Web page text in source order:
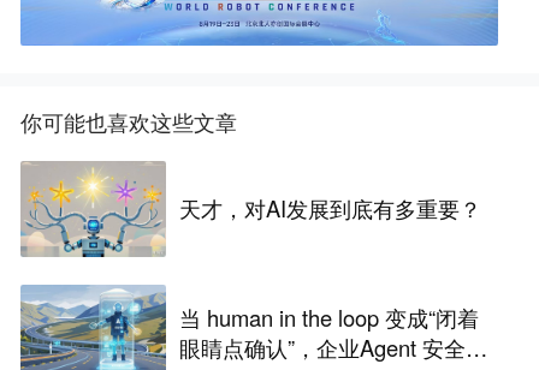
你可能也喜欢这些文章
天才，对AI发展到底有多重要？
当 human in the loop 变成“闭着
眼睛点确认”，企业Agent 安全还